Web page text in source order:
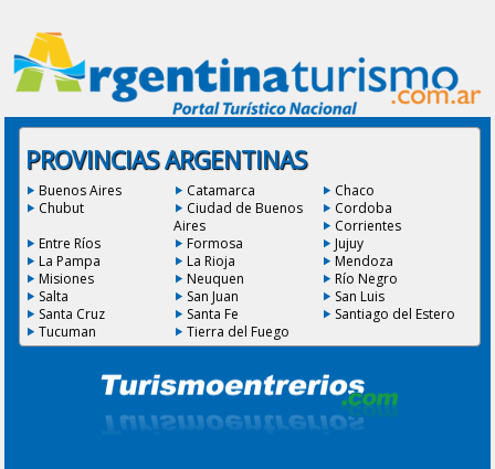
PROVINCIAS ARGENTINAS
Buenos Aires Catamarca
Chaco
Chubut
Ciudad de Buenos
Aires
Cordoba
Corrientes
Entre Ríos
Formosa
Jujuy
La Pampa
La Rioja
Mendoza
Misiones
Neuquen
Río Negro
Salta
San Juan
San Luis
Santa Cruz
Santa Fe
Santiago del Estero
Tucuman
Tierra del Fuego